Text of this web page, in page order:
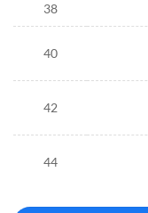
38
40
42
44